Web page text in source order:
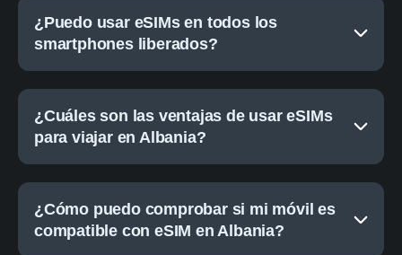
¿Puedo usar eSIMs en todos los
smartphones liberados?
¿Cuáles son las ventajas de usar eSIMs
para viajar en Albania?
¿Cómo puedo comprobar si mi móvil es
compatible con eSIM en Albania?